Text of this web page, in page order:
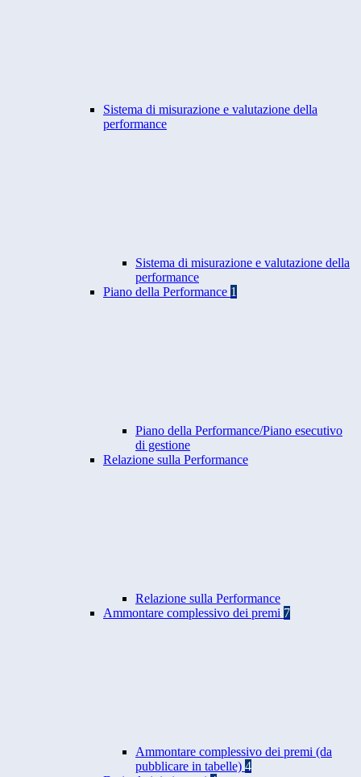
Sistema di misurazione e valutazione della
performance
Sistema di misurazione e valutazione della
performance
Piano della Performance 1
Piano della Performance/Piano esecutivo
di gestione
Relazione sulla Performance
Relazione sulla Performance
Ammontare complessivo dei premi 7
Ammontare complessivo dei premi (da
pubblicare in tabelle) 4